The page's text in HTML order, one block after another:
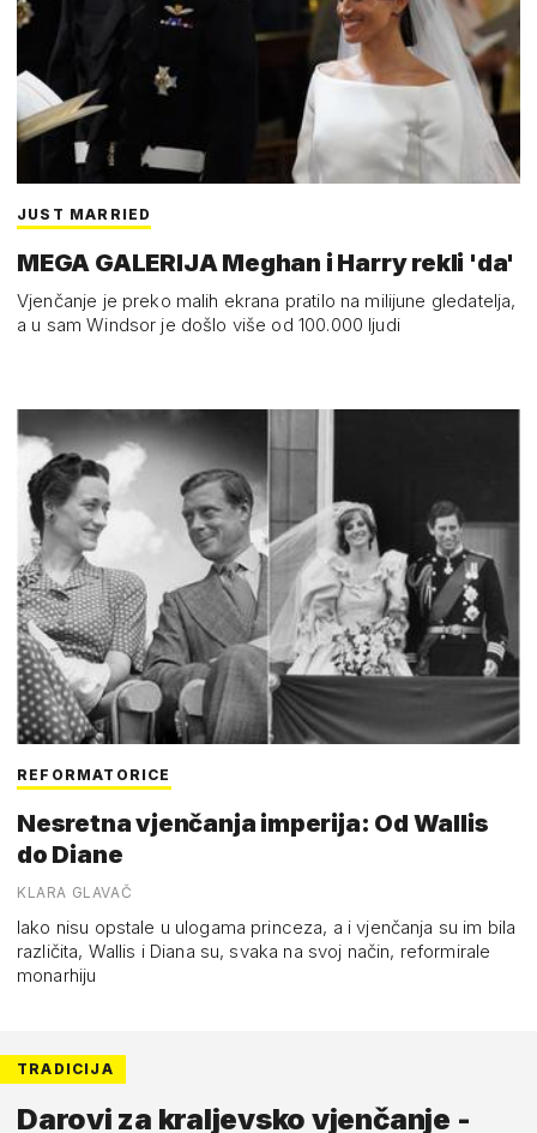
JUST MARRIED
MEGA GALERIJA Meghan i Harry rekli 'da'
Vjenčanje je preko malih ekrana pratilo na milijune gledatelja,
a u sam Windsor je došlo više od 100.000 ljudi
REFORMATORICE
Nesretna vjenčanja imperija: Od Wallis
do Diane
KLARA GLAVAČ
Iako nisu opstale u ulogama princeza, a i vjenčanja su im bila
različita, Wallis i Diana su, svaka na svoj način, reformirale
monarhiju
TRADICIJA
Darovi za kraljevsko vjenčanje -